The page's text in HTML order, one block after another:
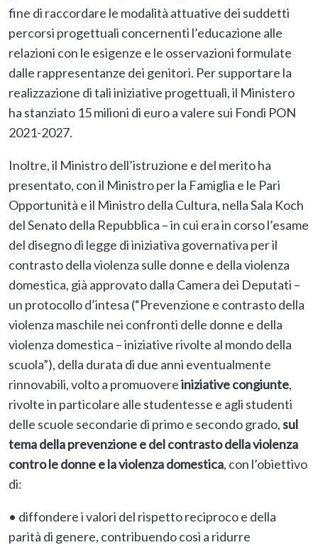
fine di raccordare le modalità attuative dei suddetti
percorsi progettuali concernenti l’educazione alle
relazioni con le esigenze e le osservazioni formulate
dalle rappresentanze dei genitori. Per supportare la
realizzazione di tali iniziative progettuali, il Ministero
ha stanziato 15 milioni di euro a valere sui Fondi PON
2021-2027.
Inoltre, il Ministro dell’istruzione e del merito ha
presentato, con il Ministro per la Famiglia e le Pari
Opportunità e il Ministro della Cultura, nella Sala Koch
del Senato della Repubblica – in cui era in corso l’esame
del disegno di legge di iniziativa governativa per il
contrasto della violenza sulle donne e della violenza
domestica, già approvato dalla Camera dei Deputati –
un protocollo d’intesa (“Prevenzione e contrasto della
violenza maschile nei confronti delle donne e della
violenza domestica – iniziative rivolte al mondo della
scuola”), della durata di due anni eventualmente
rinnovabili, volto a promuovereiniziative congiunte,
rivolte in particolare alle studentesse e agli studenti
delle scuole secondarie di primo e secondo grado,sul
tema della prevenzione e del contrasto della violenza
contro le donne e la violenza domestica, con l’obiettivo
di:
• diffondere i valori del rispetto reciproco e della
parità di genere, contribuendo così a ridurre